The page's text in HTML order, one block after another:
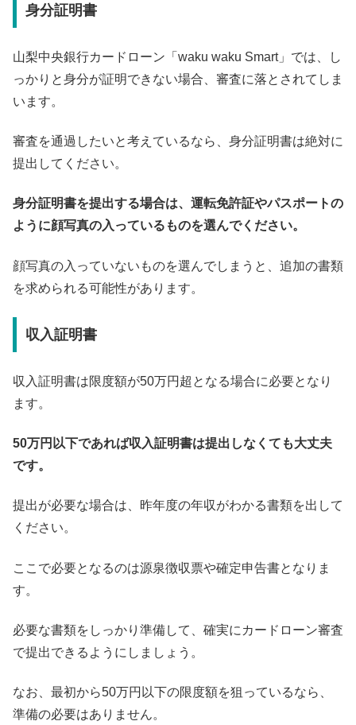
身分証明書
山梨中央銀行カードローン「waku waku Smart」では、し
っかりと身分が証明できない場合、審査に落とされてしま
います。
審査を通過したいと考えているなら、身分証明書は絶対に
提出してください。
身分証明書を提出する場合は、運転免許証やパスポートの
ように顔写真の入っているものを選んでください。
顔写真の入っていないものを選んでしまうと、追加の書類
を求められる可能性があります。
収入証明書
収入証明書は限度額が50万円超となる場合に必要となり
ます。
50万円以下であれば収入証明書は提出しなくても大丈夫
です。
提出が必要な場合は、昨年度の年収がわかる書類を出して
ください。
ここで必要となるのは源泉徴収票や確定申告書となりま
す。
必要な書類をしっかり準備して、確実にカードローン審査
で提出できるようにしましょう。
なお、最初から50万円以下の限度額を狙っているなら、
準備の必要はありません。